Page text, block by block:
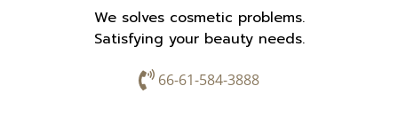
We solves cosmetic problems.
Satisfying your beauty needs.
66-61-584-3888